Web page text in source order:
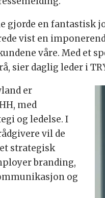
gjorde en fantastisk
vist en
våre. Med et
sier daglig leder i
er
med
og ledelse. I
vil de
strategisk
branding,
og